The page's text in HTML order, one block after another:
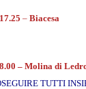
–Biacesa
– Molina di
TUTTI